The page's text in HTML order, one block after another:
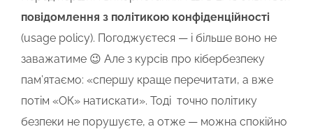
повідомлення з політикою конфіденційності
(usage policy). Погоджуєтеся — і більше воно не
заважатиме 😉 Але з курсів про кібербезпеку
пам’ятаємо: «спершу краще перечитати, а вже
потім «ОК» натискати». Тоді точно політику
безпеки не порушуєте, а отже — можна спокійно